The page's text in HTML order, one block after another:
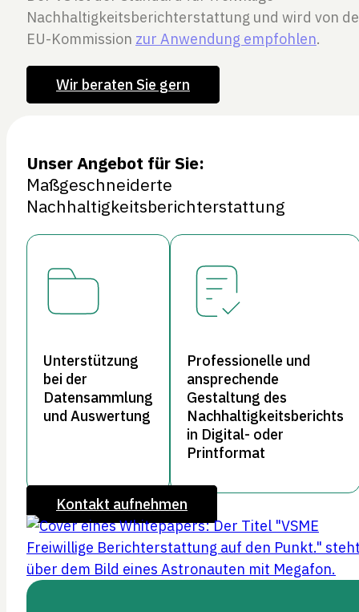
Nachhaltigkeitsberichterstattung und wird von
EU-Kommission zur Anwendung empfohlen.
Wir beraten Sie gern
Unser Angebot für Sie:
Maßgeschneiderte
Nachhaltigkeitsberichterstattung
Unterstützung
bei der
Datensammlung
und Auswertung
Professionelle und
ansprechende
Gestaltung des
Nachhaltigkeitsberichts
in Digital- oder
Printformat
Kontakt aufnehmen